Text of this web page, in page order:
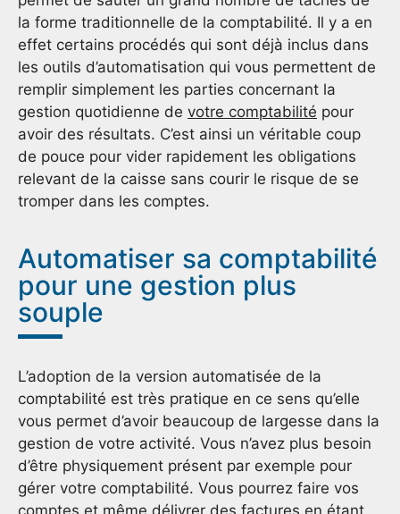
la forme traditionnelle de la comptabilité. Il y a en
effet certains procédés qui sont déjà inclus dans
les outils d’automatisation qui vous permettent de
remplir simplement les parties concernant la
gestion quotidienne de votre comptabilité pour
avoir des résultats. C’est ainsi un véritable coup
de pouce pour vider rapidement les obligations
relevant de la caisse sans courir le risque de se
tromper dans les comptes.
Automatiser sa comptabilité
pour une gestion plus
souple
L’adoption de la version automatisée de la
comptabilité est très pratique en ce sens qu’elle
vous permet d’avoir beaucoup de largesse dans la
gestion de votre activité. Vous n’avez plus besoin
d’être physiquement présent par exemple pour
gérer votre comptabilité. Vous pourrez faire vos
comptes et même délivrer des factures en étant